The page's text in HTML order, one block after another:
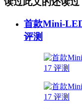
首款Mini-
评测